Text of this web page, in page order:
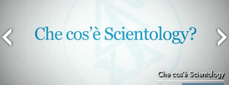
Che cos’è Scientology